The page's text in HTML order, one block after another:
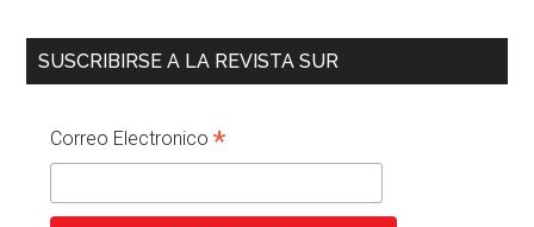
SUSCRIBIRSE A LA REVISTA SUR
Correo Electronico*